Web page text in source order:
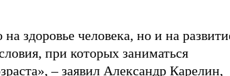
здоровье человека, но и на
при которых заниматься
– заявил Александр Карелин,